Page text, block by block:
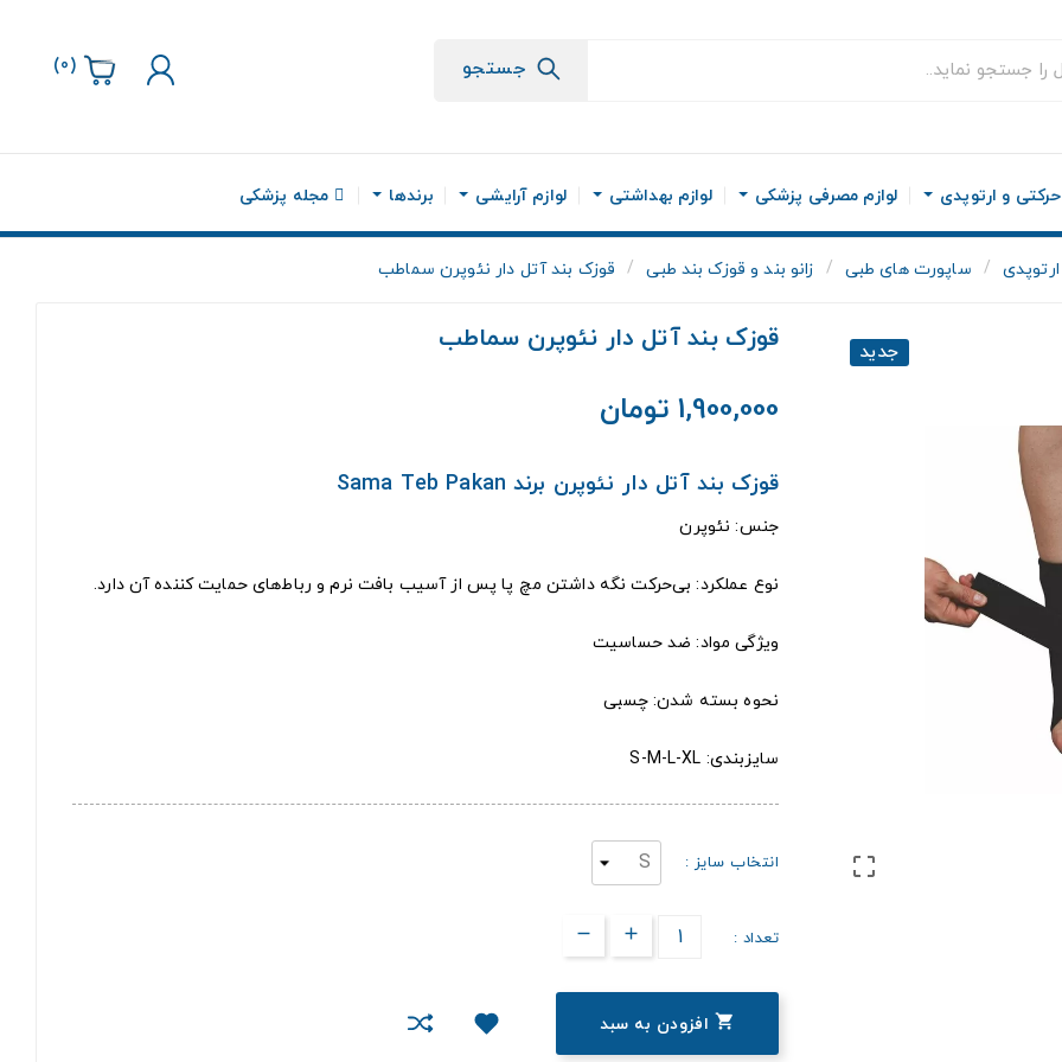
جستجو (
0
)
و ارتوپدی لوازم مصرفی پزشکی لوازم بهداشتی لوازم آرایشی برندها مجله پزشکی
ساپورت های طبی زانو بند و قوزک بند طبی قوزک بند آتل دار نئوپرن سماطب
جدید

قوزک بند آتل دار نئوپرن سماطب
1,900,000 تومان
قوزک بند آتل دار نئوپرن برند Sama Teb Pakan
جنس: نئوپرن
نوع عملکرد: بی‌حرکت نگه داشتن مچ پا پس از آسیب بافت نرم و رباط‌های حمایت کننده آن دارد.
ویژگی مواد: ضد حساسیت
نحوه بسته شدن: چسبی
سایزبندی: S-M-L-XL
انتخاب سایز :
تعداد :
 افزودن به سبد